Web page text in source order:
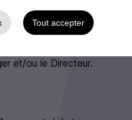
l’équipe RH.
et/ou le Directeur.
Tout accepter